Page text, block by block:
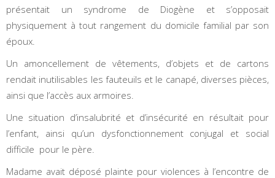
présentait un syndrome de Diogène et s’opposait
physiquement à tout rangement du domicile familial par son
époux.
Un amoncellement de vêtements, d’objets et de cartons
rendait inutilisables les fauteuils et le canapé, diverses pièces,
ainsi que l’accès aux armoires.
Une situation d’insalubrité et d’insécurité en résultait pour
l’enfant, ainsi qu’un dysfonctionnement conjugal et social
difficile pour le père.
Madame avait déposé plainte pour violences à l’encontre de